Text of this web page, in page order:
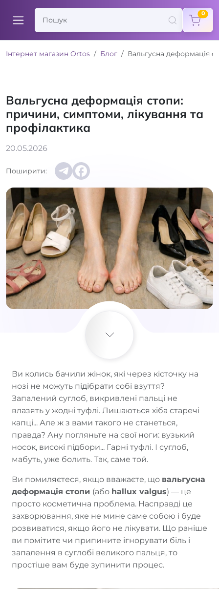
0
Інтернет магазин Ortos Блог Вальгусна деформація
Вальгусна деформація стопи:
причини, симптоми, лікування та
профілактика
20.05.2026
Поширити:
Ви колись бачили жінок, які через кісточку на
нозі не можуть підібрати собі взуття?
Запалений суглоб, викривлені пальці не
влазять у жодні туфлі. Лишаються хіба старечі
капці... Але ж з вами такого не станеться,
правда? Ану погляньте на свої ноги: вузький
носок, високі підбори... Гарні туфлі. І суглоб,
мабуть, уже болить. Так, саме той.
Ви помиляєтеся, якщо вважаєте, що вальгусна
деформація стопи (або hallux valgus) — це
просто косметична проблема. Насправді це
захворювання, яке не мине саме собою і буде
розвиватися, якщо його не лікувати. Що раніше
ви помітите чи припините ігнорувати біль і
запалення в суглобі великого пальця, то
простіше вам буде зупинити процес.